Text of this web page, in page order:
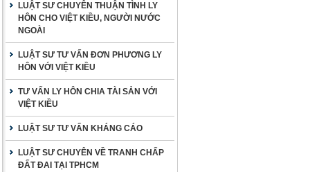
LUẬT SƯ CHUYÊN THUẬN TÌNH LY
HÔN CHO VIỆT KIỀU, NGƯỜI NƯỚC
NGOÀI
LUẬT SƯ TƯ VẤN ĐƠN PHƯƠNG LY
HÔN VỚI VIỆT KIỀU
TƯ VẤN LY HÔN CHIA TÀI SẢN VỚI
VIỆT KIỀU
LUẬT SƯ TƯ VẤN KHÁNG CÁO
LUẬT SƯ CHUYÊN VỀ TRANH CHẤP
ĐẤT ĐAI TẠI TPHCM